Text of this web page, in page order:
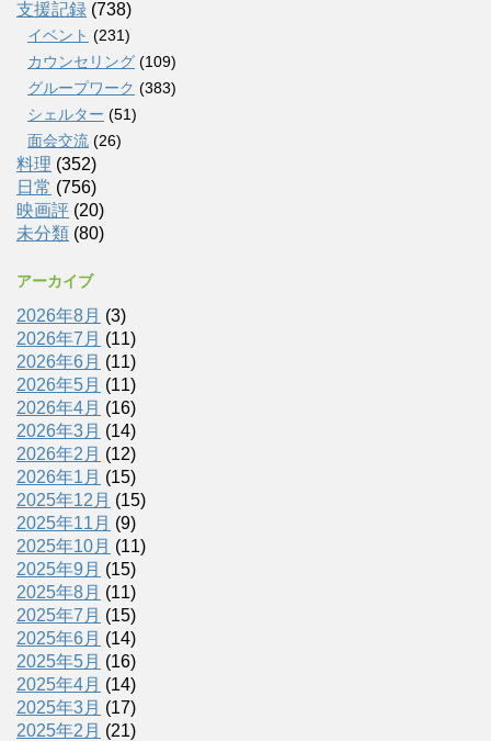
支援記録 (738)
イベント (231)
カウンセリング (109)
グループワーク (383)
シェルター (51)
面会交流 (26)
料理 (352)
日常 (756)
映画評 (20)
未分類 (80)
アーカイブ
2026年8月 (3)
2026年7月 (11)
2026年6月 (11)
2026年5月 (11)
2026年4月 (16)
2026年3月 (14)
2026年2月 (12)
2026年1月 (15)
2025年12月 (15)
2025年11月 (9)
2025年10月 (11)
2025年9月 (15)
2025年8月 (11)
2025年7月 (15)
2025年6月 (14)
2025年5月 (16)
2025年4月 (14)
2025年3月 (17)
2025年2月 (21)